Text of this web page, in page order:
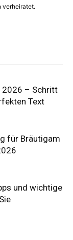
verheiratet.
2026 – Schritt
Text
für Bräutigam
und wichtige